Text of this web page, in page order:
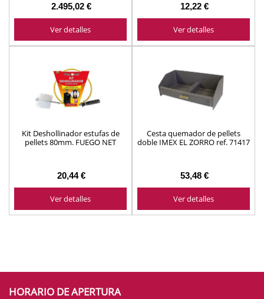
2.495,02 €
Ver detalles
12,22 €
Ver detalles
Kit Deshollinador estufas de
pellets 80mm. FUEGO NET
20,44 €
Ver detalles
Cesta quemador de pellets
doble IMEX EL ZORRO ref. 71417
53,48 €
Ver detalles
HORARIO DE APERTURA